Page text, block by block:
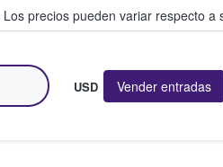
Los precios pueden variar respecto a
USD Vender entradas